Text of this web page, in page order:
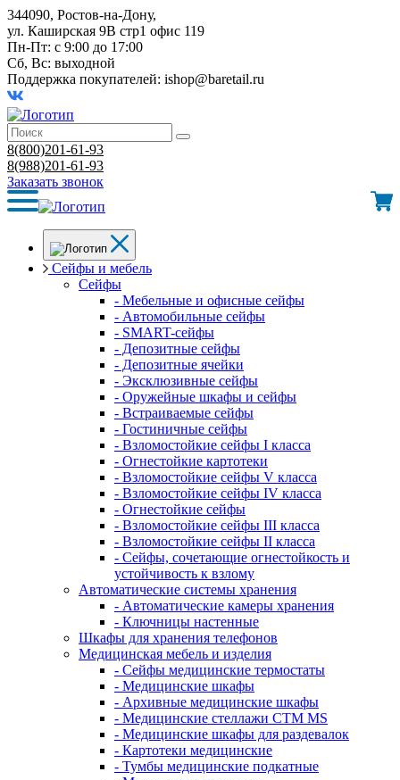
344090, Ростов-на-Дону,
ул. Каширская 9В стр1 офис 119
Пн-Пт: с 9:00 до 17:00
Сб, Вс: выходной
Поддержка покупателей: ishop@baretail.ru
8(800)201-61-93
8(988)201-61-93
Заказать звонок
Сейфы и мебель
Сейфы
- Мебельные и офисные сейфы
- Автомобильные сейфы
- SMART-сейфы
- Депозитные сейфы
- Депозитные ячейки
- Эксклюзивные сейфы
- Оружейные шкафы и сейфы
- Встраиваемые сейфы
- Гостиничные сейфы
- Взломостойкие сейфы I класса
- Огнестойкие картотеки
- Взломостойкие сейфы V класса
- Взломостойкие сейфы IV класса
- Огнестойкие сейфы
- Взломостойкие сейфы III класса
- Взломостойкие сейфы II класса
- Сейфы, сочетающие огнестойкость и
устойчивость к взлому
Автоматические системы хранения
- Автоматические камеры хранения
- Ключницы настенные
Шкафы для хранения телефонов
Медицинская мебель и изделия
- Сейфы медицинские термостаты
- Медицинские шкафы
- Архивные медицинские шкафы
- Медицинские стеллажи CTM MS
- Медицинские шкафы для раздевалок
- Картотеки медицинские
- Тумбы медицинские подкатные